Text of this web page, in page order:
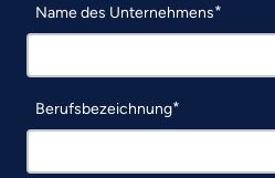
Name des Unternehmens
Berufsbezeichnung